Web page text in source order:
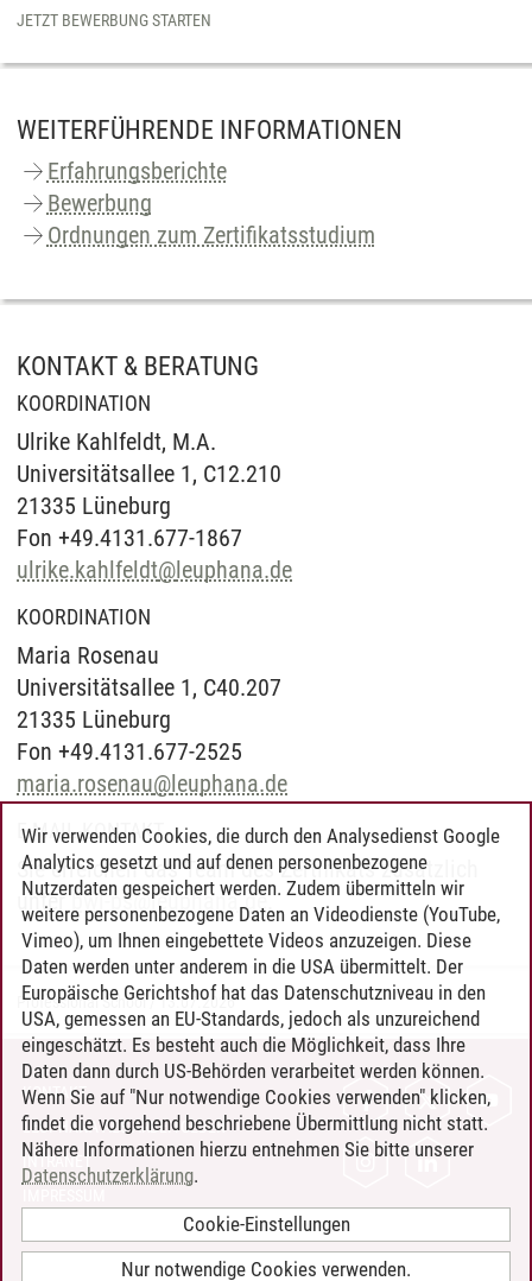
JETZT BEWERBUNG STARTEN
WEITERFÜHRENDE INFORMATIONEN
Erfahrungsberichte
Bewerbung
Ordnungen zum Zertifikatsstudium
KONTAKT & BERATUNG
KOORDINATION
Ulrike Kahlfeldt, M.A.
Universitätsallee 1, C12.210
21335 Lüneburg
Fon +49.4131.677-1867
ulrike.kahlfeldt@leuphana.de
KOORDINATION
Maria Rosenau
Universitätsallee 1, C40.207
21335 Lüneburg
Fon +49.4131.677-2525
maria.rosenau@leuphana.de
E-MAIL-KONTAKT
Sie erreichen das Team des Zertifikats zusätzlich
unterbwl-ps@leuphana.de.
Professional School/13.07.2026
KONTAKT
LEUPHANA ALS ARBEITGEBER
INTRANET
BARRIEREFREIHEIT
Wir verwenden Cookies, die durch den Analysedienst Google
Analytics gesetzt und auf denen personenbezogene
Nutzerdaten gespeichert werden. Zudem übermitteln wir
weitere personenbezogene Daten an Videodienste (YouTube,
Vimeo), um Ihnen eingebettete Videos anzuzeigen. Diese
Daten werden unter anderem in die USA übermittelt. Der
Europäische Gerichtshof hat das Datenschutzniveau in den
USA, gemessen an EU-Standards, jedoch als unzureichend
eingeschätzt. Es besteht auch die Möglichkeit, dass Ihre
Daten dann durch US-Behörden verarbeitet werden können.
Wenn Sie auf "Nur notwendige Cookies verwenden" klicken,
findet die vorgehend beschriebene Übermittlung nicht statt.
Nähere Informationen hierzu entnehmen Sie bitte unserer
Datenschutzerklärung.
Cookie-Einstellungen
Nur notwendige Cookies verwenden.